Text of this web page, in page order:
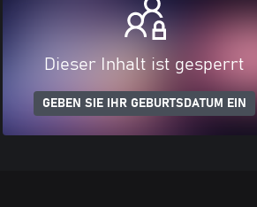
Dieser Inhalt ist gesperrt
GEBEN SIE IHR GEBURTSDATUM EIN